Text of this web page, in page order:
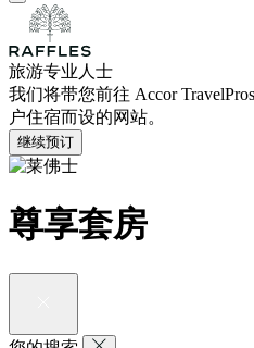
旅游专业人士
我们将带您前往 Accor
户住宿而设的网站。
继续预订
尊享套房